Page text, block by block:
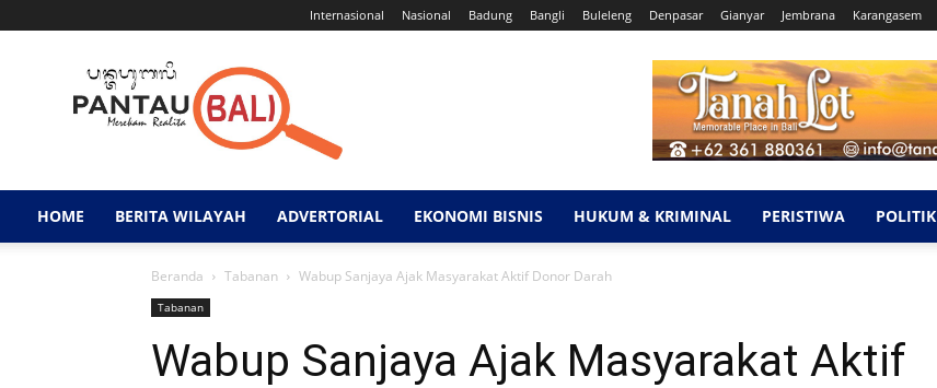
Internasional Nasional Badung Bangli Buleleng Denpasar Gianyar Jembrana Karangasem
Pantau
Bali
HOME BERITA WILAYAH ADVERTORIAL EKONOMI BISNIS HUKUM & KRIMINAL PERISTIWA POLITIK
Beranda Tabanan Wabup Sanjaya Ajak Masyarakat Aktif Donor Darah
Tabanan
Wabup Sanjaya Ajak Masyarakat Aktif